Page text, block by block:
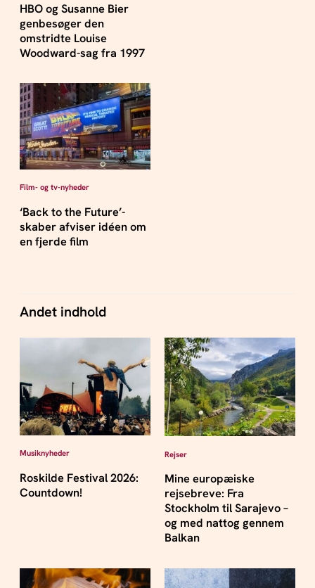
HBO og Susanne Bier
genbesøger den
omstridte Louise
Woodward-sag fra 1997
Film- og tv-nyheder
‘Back to the Future’-
skaber afviser idéen om
en fjerde film
Andet indhold
Musiknyheder
Roskilde Festival 2026:
Countdown!
Rejser
Mine europæiske
rejsebreve: Fra
Stockholm til Sarajevo –
og med nattog gennem
Balkan